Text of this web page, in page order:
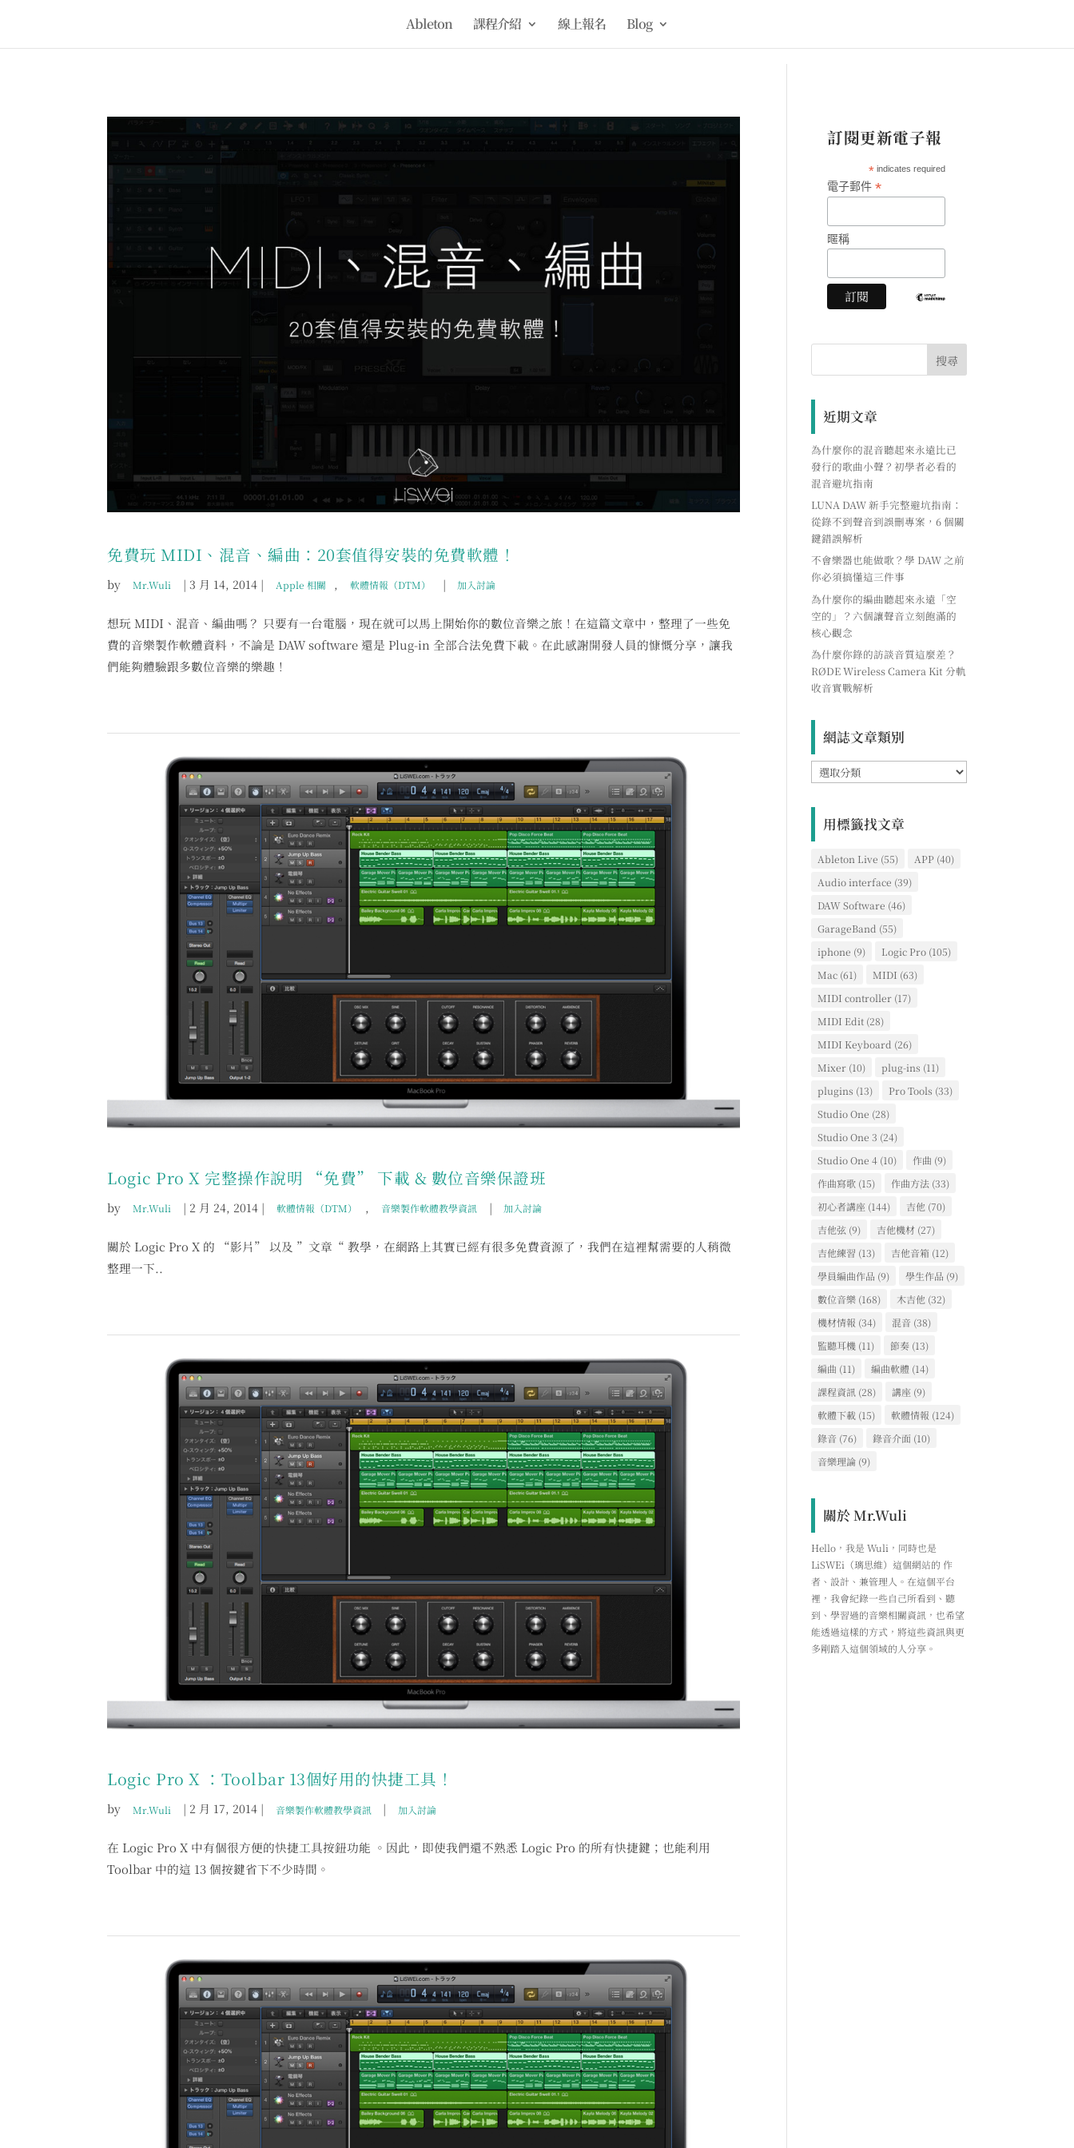
Ableton 課程介紹 線上報名 Blog
免費玩 MIDI、混音、編曲：20套值得安裝的免費軟體！
by Mr.Wuli | 3 月 14, 2014| Apple 相關 , 軟體情報（DTM） | 加入討論
想玩 MIDI、混音、編曲嗎？ 只要有一台電腦，現在就可以馬上開始你的數位音樂之旅！在這篇文章中，整理了一些免
費的音樂製作軟體資料，不論是 DAW software 還是 Plug-in 全部合法免費下載。在此感謝開發人員的慷慨分享，讓我
們能夠體驗跟多數位音樂的樂趣！
Logic Pro X 完整操作說明 “免費” 下載 & 數位音樂保證班
by Mr.Wuli | 2 月 24, 2014| 軟體情報（DTM） , 音樂製作軟體教學資訊 | 加入討論
關於 Logic Pro X 的 “影片” 以及 ”文章“ 教學，在網路上其實已經有很多免費資源了，我們在這裡幫需要的人稍微
整理一下..
Logic Pro X ：Toolbar 13個好用的快捷工具！
by Mr.Wuli | 2 月 17, 2014| 音樂製作軟體教學資訊 | 加入討論
在 Logic Pro X 中有個很方便的快捷工具按鈕功能 。因此，即使我們還不熟悉 Logic Pro 的所有快捷鍵；也能利用
Toolbar 中的這 13 個按鍵省下不少時間。
訂閱更新電子報
* indicates required
電子郵件*
暱稱
近期文章
為什麼你的混音聽起來永遠比已
發行的歌曲小聲？初學者必看的
混音避坑指南
LUNA DAW 新手完整避坑指南：
從錄不到聲音到誤刪專案，6 個關
鍵錯誤解析
不會樂器也能做歌？學 DAW 之前
你必須搞懂這三件事
為什麼你的編曲聽起來永遠「空
空的」？六個讓聲音立刻飽滿的
核心觀念
為什麼你錄的訪談音質這麼差？
RØDE Wireless Camera Kit 分軌
收音實戰解析
網誌文章類別
網
誌
別
用標籤找文章
Ableton Live (55) APP (40)
Audio interface (39)
DAW Software (46)
GarageBand (55)
iphone (9) Logic Pro (105)
Mac (61) MIDI (63)
MIDI controller (17)
MIDI Edit (28)
MIDI Keyboard (26)
Mixer (10) plug-ins (11)
plugins (13) Pro Tools (33)
Studio One (28)
Studio One 3 (24)
Studio One 4 (10) 作曲 (9)
作曲寫歌 (15) 作曲方法 (33)
初心者講座 (144) 吉他 (70)
吉他弦 (9) 吉他機材 (27)
吉他練習 (13) 吉他音箱 (12)
學員編曲作品 (9) 學生作品 (9)
數位音樂 (168) 木吉他 (32)
機材情報 (34) 混音 (38)
監聽耳機 (11) 節奏 (13)
編曲 (11) 編曲軟體 (14)
課程資訊 (28) 講座 (9)
軟體下載 (15) 軟體情報 (124)
錄音 (76) 錄音介面 (10)
音樂理論 (9)
關於 Mr.Wuli
Hello，我是 Wuli，同時也是
LiSWEi（璃思維）這個網站的 作
者、設計、兼管理人。在這個平台
裡，我會紀錄一些自己所看到、聽
到、學習過的音樂相關資訊，也希望
能透過這樣的方式，將這些資訊與更
多剛踏入這個領域的人分享。